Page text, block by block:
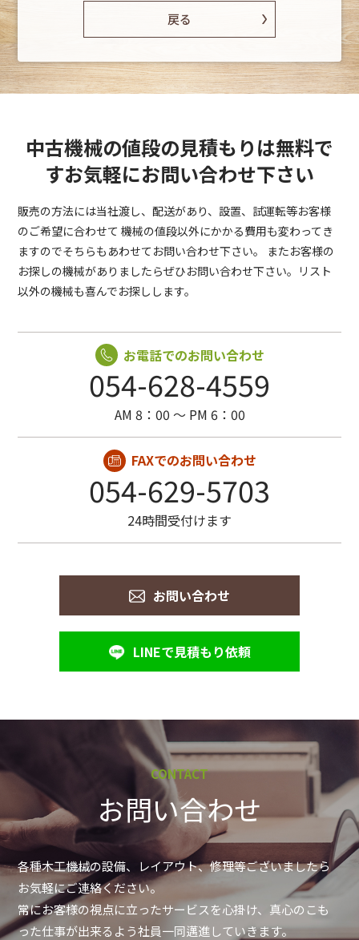
戻る
中古機械の値段の見積もりは無料で
すお気軽にお問い合わせ下さい
販売の方法には当社渡し、配送があり、設置、試運転等お客様
のご希望に合わせて 機械の値段以外にかかる費用も変わってき
ますのでそちらもあわせてお問い合わせ下さい。
またお客様の
お探しの機械がありましたらぜひお問い合わせ下さい。リスト
以外の機械も喜んでお探しします。
お電話でのお問い合わせ
054-628-4559
AM 8：00 〜 PM 6：00
FAXでのお問い合わせ
054-629-5703
24時間受付けます
お問い合わせ
LINEで見積もり依頼
CONTACT
お問い合わせ
各種木工機械の設備、レイアウト、修理等ございましたら
お気軽にご連絡ください。
常にお客様の視点に立ったサービスを心掛け、真心のこも
った仕事が出来るよう社員一同邁進していきます。